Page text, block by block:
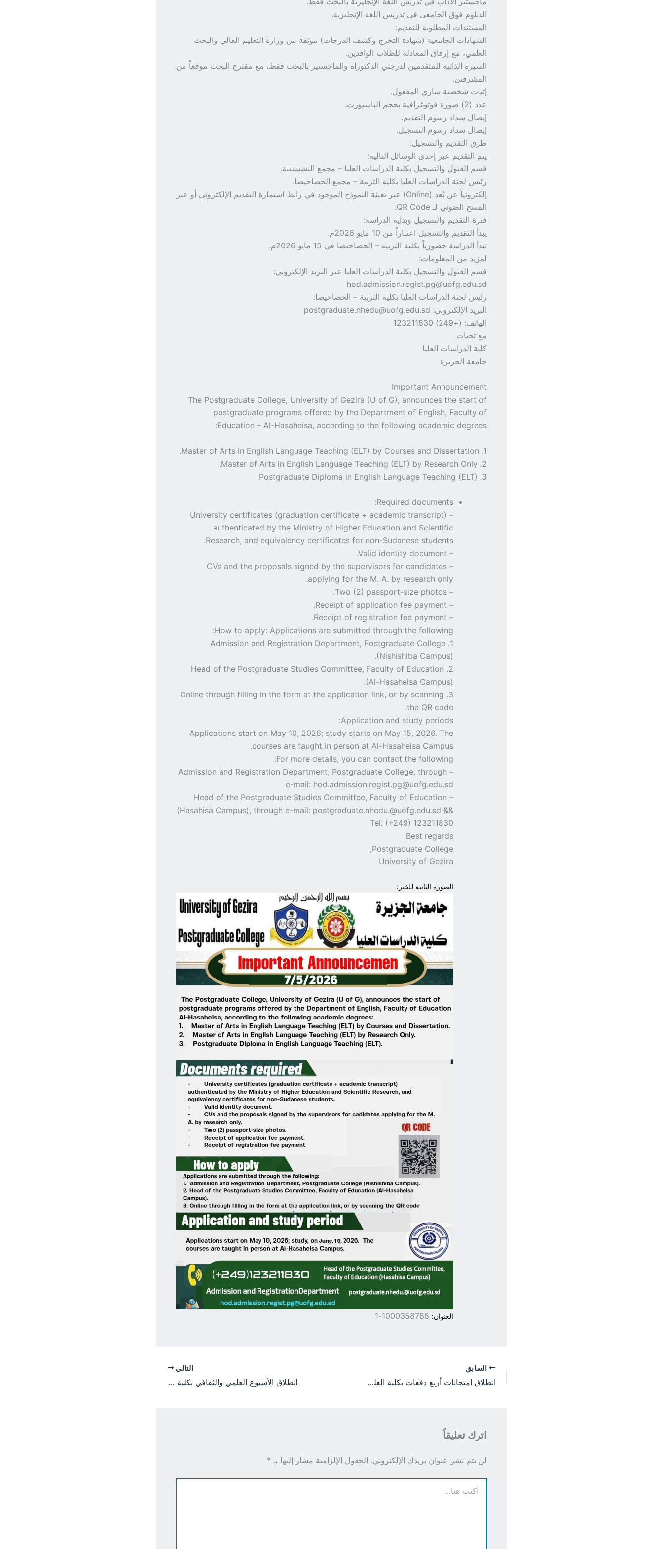
الدبلوم فوق الجامعي في تدريس اللغة الإنجليزية.
المستندات المطلوبة للتقديم:
الشهادات الجامعية (شهادة التخرج وكشف الدرجات) موثقة من وزارة التعليم العالي والبحث
العلمي، مع إرفاق المعادلة للطلاب الوافدين.
السيرة الذاتية للمتقدمين لدرجتي الدكتوراه والماجستير بالبحث فقط، مع مقترح البحث موقعاً من
المشرفين.
إثبات شخصية ساري المفعول.
عدد (2) صورة فوتوغرافية بحجم الباسبورت.
إيصال سداد رسوم التقديم.
إيصال سداد رسوم التسجيل.
طرق التقديم والتسجيل:
يتم التقديم عبر إحدى الوسائل التالية:
قسم القبول والتسجيل بكلية الدراسات العليا – مجمع النشيشيبة.
رئيس لجنة الدراسات العليا بكلية التربية – مجمع الحصاحيصا.
إلكترونياً عن بُعد (Online) عبر تعبئة النموذج الموجود في رابط استمارة التقديم الإلكتروني أو عبر
المسح الضوئي لـ QR Code.
فترة التقديم والتسجيل وبداية الدراسة:
يبدأ التقديم والتسجيل اعتباراً من 10 مايو 2026م.
تبدأ الدراسة حضورياً بكلية التربية – الحصاحيصا في 15 مايو 2026م.
لمزيد من المعلومات:
قسم القبول والتسجيل بكلية الدراسات العليا عبر البريد الإلكتروني:
hod.admission.regist.pg@uofg.edu.sd
رئيس لجنة الدراسات العليا بكلية التربية – الحصاحيصا:
البريد الإلكتروني: postgraduate.nhedu@uofg.edu.sd
الهاتف: (+249) 123211830
مع تحيات
كلية الدراسات العليا
جامعة الجزيرة
Important Announcement
The Postgraduate College, University of Gezira (U of G), announces the start of
postgraduate programs offered by the Department of English, Faculty of
Education – Al-Hasaheisa, according to the following academic degrees:
1. Master of Arts in English Language Teaching (ELT) by Courses and Dissertation.
2. Master of Arts in English Language Teaching (ELT) by Research Only.
3. Postgraduate Diploma in English Language Teaching (ELT).
Required documents:
– University certificates (graduation certificate + academic transcript)
authenticated by the Ministry of Higher Education and Scientific
Research, and equivalency certificates for non-Sudanese students.
– Valid identity document.
– CVs and the proposals signed by the supervisors for candidates
applying for the M. A. by research only.
– Two (2) passport-size photos.
– Receipt of application fee payment.
– Receipt of registration fee payment.
How to apply: Applications are submitted through the following:
1. Admission and Registration Department, Postgraduate College
(Nishishiba Campus).
2. Head of the Postgraduate Studies Committee, Faculty of Education
(Al-Hasaheisa Campus).
3. Online through filling in the form at the application link, or by scanning
the QR code.
Application and study periods:
Applications start on May 10, 2026; study starts on May 15, 2026. The
courses are taught in person at Al-Hasaheisa Campus.
For more details, you can contact the following:
– Admission and Registration Department, Postgraduate College, through
e-mail: hod.admission.regist.pg@uofg.edu.sd
– Head of the Postgraduate Studies Committee, Faculty of Education
(Hasahisa Campus), through e-mail: postgraduate.nhedu.@uofg.edu.sd &&
Tel: (+249) 123211830
Best regards,
Postgraduate College,
University of Gezira
الصورة الثانية للخبر:
العنوان: 1000358788-1
السابق
انطلاق امتحانات أربع دفعات بكلية العلوم الصحية والبيئة بجامعة الجزيرة وسط ترتيبات محكمة وأجواء أكاديمية مميزة
التالي
انطلاق الأسبوع العلمي والثقافي بكلية العلوم الرياضية والحاسوب بجامعة الجزيرة وسط حضور رسمي وتفاعل أكاديمي لافت
اترك تعليقاً
لن يتم نشر عنوان بريدك الإلكتروني. الحقول الإلزامية مشار إليها بـ *
هنا...